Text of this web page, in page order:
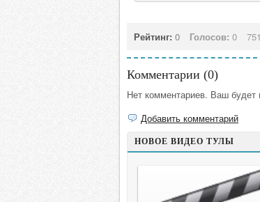
Рейтинг: 0 Голосов: 0
Комментарии (0)
Нет комментариев. Ваш будет
Добавить комментарий
НОВОЕ ВИДЕО ТУЛЫ